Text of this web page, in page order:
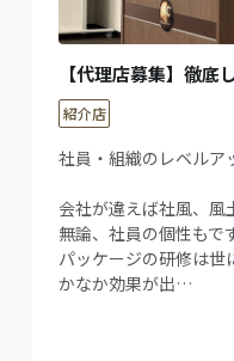
【代理店募集】徹底
紹介店
社員・組織のレベルア
会社が違えば社風、風
無論、社員の個性もで
パッケージの研修は世
かなか効果が出…